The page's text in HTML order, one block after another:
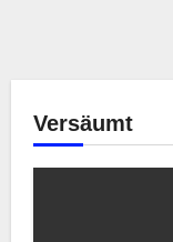
Versäumt